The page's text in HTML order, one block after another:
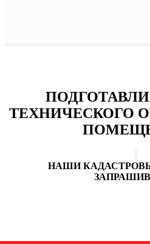
ТЕХНИЧЕСКОГО
НАШИ